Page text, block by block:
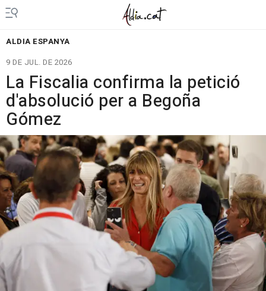
ALDIA ESPANYA
9 DE JUL. DE 2026
La Fiscalia confirma la petició
d'absolució per a Begoña
Gómez